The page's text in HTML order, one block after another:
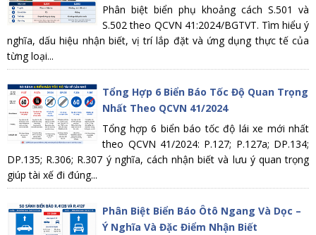
Phân biệt biển phụ khoảng cách S.501 và
S.502 theo QCVN 41:2024/BGTVT. Tìm hiểu ý
nghĩa, dấu hiệu nhận biết, vị trí lắp đặt và ứng dụng thực tế của
từng loại...
Tổng Hợp 6 Biển Báo Tốc Độ Quan Trọng
Nhất Theo QCVN 41/2024
Tổng hợp 6 biển báo tốc độ lái xe mới nhất
theo QCVN 41/2024: P.127; P.127a; DP.134;
DP.135; R.306; R.307 ý nghĩa, cách nhận biết và lưu ý quan trọng
giúp tài xế đi đúng...
Phân Biệt Biển Báo Ôtô Ngang Và Dọc –
Ý Nghĩa Và Đặc Điểm Nhận Biết